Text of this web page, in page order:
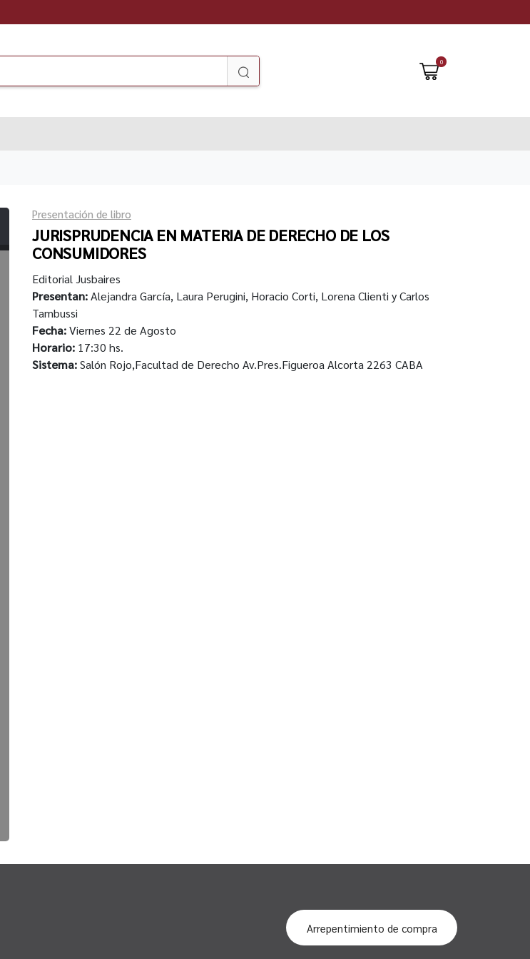
0
Presentación de libro
JURISPRUDENCIA EN MATERIA DE DERECHO DE LOS
CONSUMIDORES
Editorial Jusbaires
Presentan:Alejandra García, Laura Perugini, Horacio Corti, Lorena Clienti y Carlos
Tambussi
Fecha:Viernes 22 de Agosto
Horario: 17:30 hs.
Sistema:Salón Rojo,Facultad de Derecho Av.Pres.Figueroa Alcorta 2263 CABA
Arrepentimiento de compra